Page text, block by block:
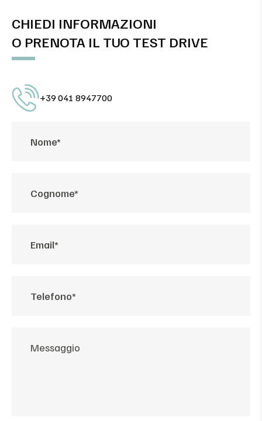
CHIEDI INFORMAZIONI
O PRENOTA IL TUO TEST DRIVE
+39 041 8947700